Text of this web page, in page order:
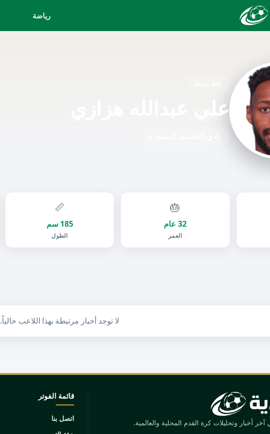
رياضة
علي عبدالله هزازي
🎂
32 عام
العمر
📏
185 سم
الطول
لا توجد أخبار مرتبطة بهذا اللاعب حالياً.
أخبار وتحليلات كرة القدم المحلية والعالمية.
قائمة الفوتر
اتصل بنا